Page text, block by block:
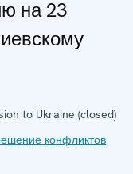
на 23
to Ukraine (closed)
конфликтов